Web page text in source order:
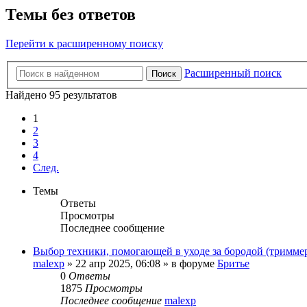
Темы без ответов
Перейти к расширенному поиску
Поиск
Расширенный поиск
Найдено 95 результатов
1
2
3
4
След.
Темы
Ответы
Просмотры
Последнее сообщение
Выбор техники, помогающей в уходе за бородой
malexp » 22 апр 2025, 06:08 » в форуме Бритье
0 Ответы
1875 Просмотры
Последнее сообщение malexp